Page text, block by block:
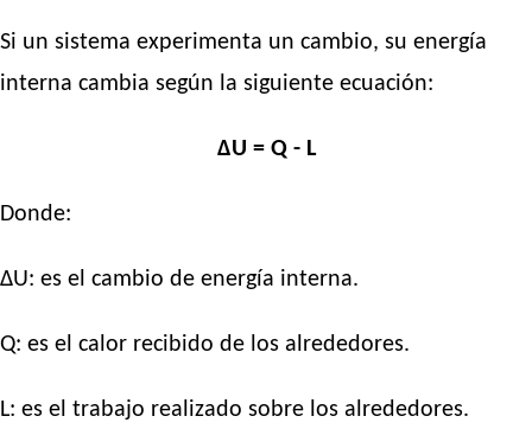
Si un sistema experimenta un cambio, su energía
interna cambia según la siguiente ecuación:
ΔU = Q - L
Donde:
ΔU: es el cambio de energía interna.
Q: es el calor recibido de los alrededores.
L: es el trabajo realizado sobre los alrededores.